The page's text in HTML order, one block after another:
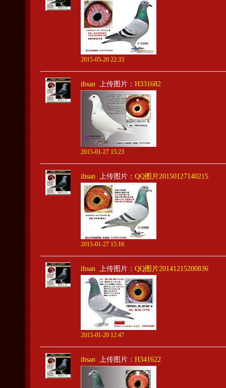
2015-05-20 22:33
ihsan 上传图片： H331682
2015-01-27 15:23
ihsan 上传图片： QQ图片20150127140215
2015-01-27 15:16
ihsan 上传图片： QQ图片20141215200836
2015-01-20 12:47
ihsan 上传图片： H341622